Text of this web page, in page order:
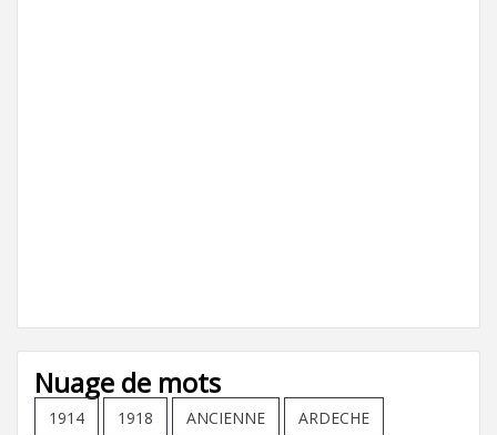
Nuage de mots
1914 1918 ANCIENNE ARDECHE